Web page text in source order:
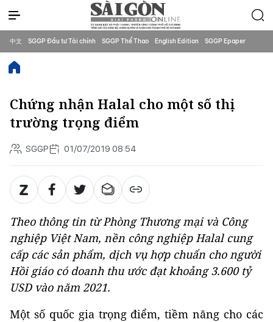
中文 SGGP Đầu tư Tài chính SGGP Thể Thao English Edition SGGP Epaper
Chứng nhận Halal cho một số thị
trường trọng điểm
SGGP 01/07/2019 08:54
Theo thông tin từ Phòng Thương mại và Công
nghiệp Việt Nam, nền công nghiệp Halal cung
cấp các sản phẩm, dịch vụ hợp chuẩn cho người
Hồi giáo có doanh thu ước đạt khoảng 3.600 tỷ
USD vào năm 2021.
Một số quốc gia trọng điểm, tiềm năng cho các